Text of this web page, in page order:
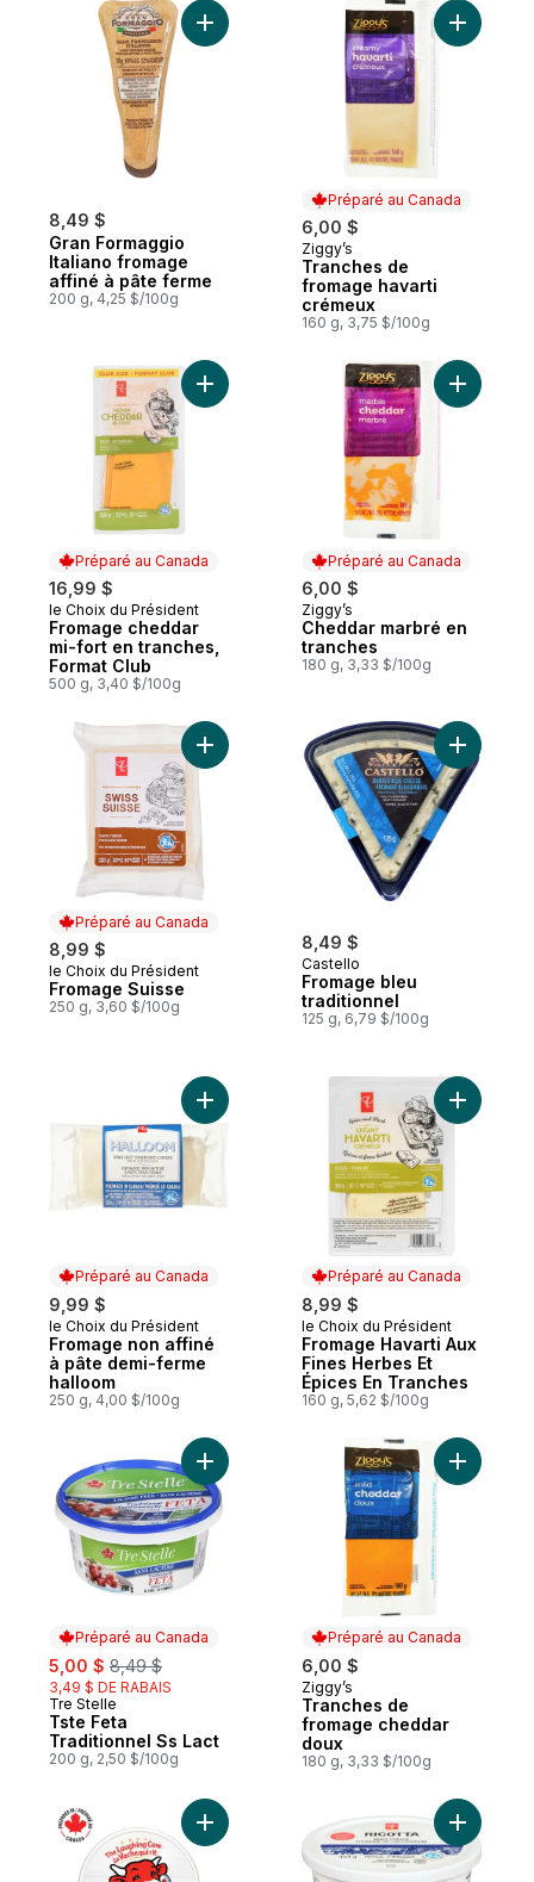
8,49 $
Gran Formaggio
Italiano fromage
affiné à pâte ferme
200 g, 4,25 $/100g
Ajouter Gran Formaggio Italiano fromage
Préparé au Canada
6,00 $
Préparé au Canada
Ziggy’s
Tranches de
fromage havarti
crémeux
160 g, 3,75 $/100g
Ajouter
Préparé au Canada
16,99 $
Préparé au Canada
le Choix du Président
Fromage cheddar
mi-fort en tranches,
Format Club
500 g, 3,40 $/100g
Ajouter Fromage cheddar mi-fort en
Préparé au Canada
6,00 $
Préparé au Canada
Ziggy’s
Cheddar marbré en
tranches
180 g, 3,33 $/100g
Ajouter
Préparé au Canada
8,99 $
Préparé au Canada
le Choix du Président
Fromage Suisse
250 g, 3,60 $/100g
Ajouter Fromage Suisse au panier
8,49 $
Castello
Fromage bleu
traditionnel
125 g, 6,79 $/100g
Ajouter
Préparé au Canada
9,99 $
Préparé au Canada
le Choix du Président
Fromage non affiné
à pâte demi-ferme
halloom
250 g, 4,00 $/100g
Ajouter Fromage non affiné à pâte demi-
Préparé au Canada
8,99 $
Préparé au Canada
le Choix du Président
Fromage Havarti Aux
Fines Herbes Et
Épices En Tranches
160 g, 5,62 $/100g
Ajouter
Préparé au Canada
sale:
5,00 $ , formerly:
8,49 $
3,49 $ DE RABAIS
Préparé au Canada
Tre Stelle
Tste Feta
Traditionnel Ss Lact
200 g, 2,50 $/100g
Ajouter Tste Feta Traditionnel Ss Lact au
Préparé au Canada
6,00 $
Préparé au Canada
Ziggy’s
Tranches de
fromage cheddar
doux
180 g, 3,33 $/100g
Ajouter
Ajouter Fromage à tartiner Original 32P
Ajouter